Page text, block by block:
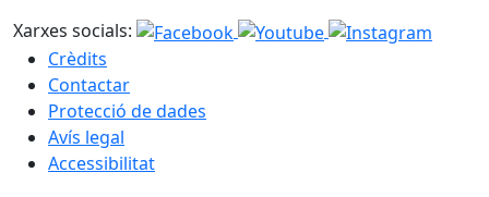
Xarxes socials:
Crèdits
Contactar
Protecció de dades
Avís legal
Accessibilitat